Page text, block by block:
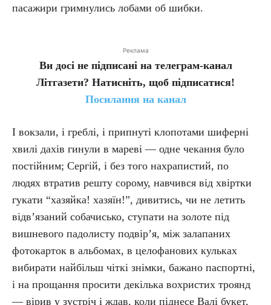
пасажири гримнулись лобами об шибки.
Реклама
Ви досі не підписані на телеграм-канал
Літгазети? Натисніть, щоб підписатися!
Посилання на канал
І вокзали, і греблі, і припнуті клопотами шиферні
хвилі дахів гинули в мареві — одне чекання було
постійним; Сергій, і без того нахрапистий, по
людях втратив решту сорому, навчився від хвіртки
гукати “хазяйка! хазяїн!”, дивитись, чи не летить
відв’язаний собачисько, ступати на золоте під
вишневого падолисту подвір’я, між залапаних
фотокарток в альбомах, в целофанових кульках
вибирати найбільш чіткі знімки, бажано паспортні,
і на прощання просити декілька вохристих троянд
— вірив у зустріч і ждав, коли піднесе Валі букет,